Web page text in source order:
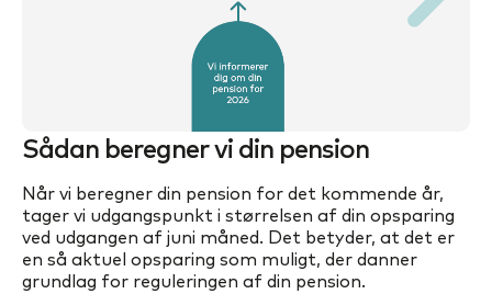
Sådan beregner vi din pension
Når vi beregner din pension for det kommende år,
tager vi udgangspunkt i størrelsen af din opsparing
ved udgangen af juni måned. Det betyder, at det er
en så aktuel opsparing som muligt, der danner
grundlag for reguleringen af din pension.